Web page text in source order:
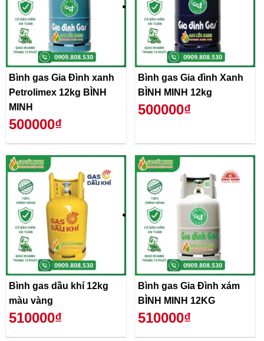
Bình gas Gia Đình xanh
Petrolimex 12kg BÌNH
MINH
500000₫
Bình gas Gia đình Xanh
BÌNH MINH 12kg
500000₫
Bình gas dầu khí 12kg
màu vàng
510000₫
Bình gas Gia Đình xám
BÌNH MINH 12KG
510000₫